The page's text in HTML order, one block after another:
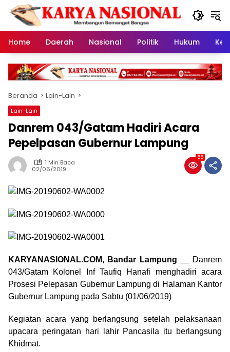
Langsung
konten
Home
Daerah Nasional Politik Hukum
Beranda Lain-Lain
Lain-Lain
Danrem 043/Gatam Hadiri Acara
Pepelpasan Gubernur Lampung
1 Min Baca
02/06/2019
55
KARYANASIONAL.COM, Bandar Lampung __
Danrem
043/Gatam Kolonel Inf Taufiq Hanafi menghadiri acara
Prosesi Pelepasan Gubernur Lampung di Halaman Kantor
Gubernur Lampung pada Sabtu (01/06/2019)
Kegiatan acara yang berlangsung setelah pelaksanaan
upacara peringatan hari lahir Pancasila itu berlangsung
Khidmat.